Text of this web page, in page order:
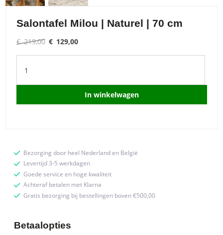
Salontafel Milou | Naturel | 70 cm
€219,00 Original
€ 129,00Current
Milou
In winkelwagen
Bezorging door heel Nederland en België
Levertijd 3-5 werkdagen
Goede service en hoge kwaliteit
Achteraf betalen met Klarna
Gratis bezorging bij bestellingen boven €500,00
Betaalopties